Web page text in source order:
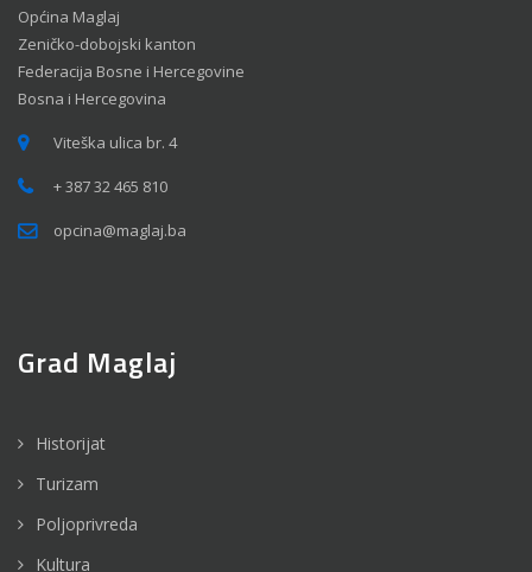
Općina Maglaj
Zeničko-dobojski kanton
Federacija Bosne i Hercegovine
Bosna i Hercegovina
Viteška ulica br. 4
+ 387 32 465 810
opcina@maglaj.ba
Grad Maglaj
Historijat
Turizam
Poljoprivreda
Kultura